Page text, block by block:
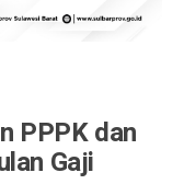
PPPK dan
Gaji